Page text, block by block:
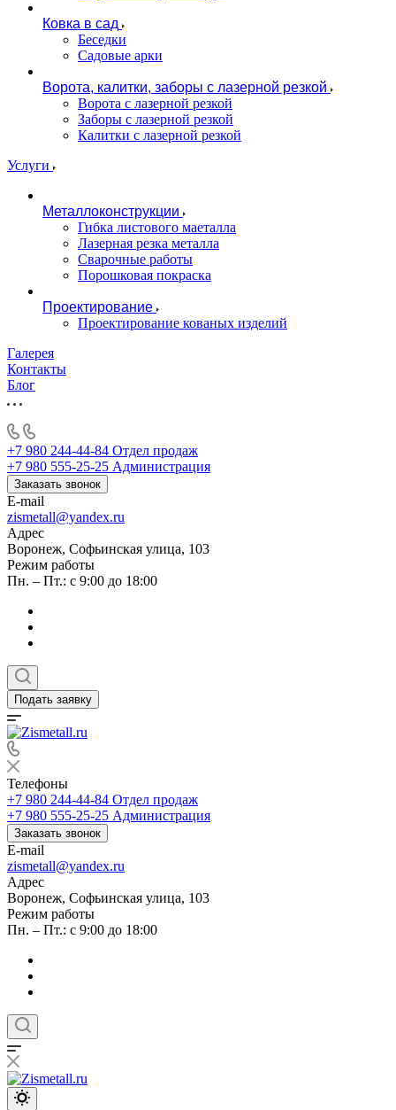
Ковка в сад
Беседки
Садовые арки
Ворота, калитки, заборы с лазерной резкой
Ворота с лазерной резкой
Заборы с лазерной резкой
Калитки с лазерной резкой
Услуги
Металлоконструкции
Гибка листового маеталла
Лазерная резка металла
Сварочные работы
Порошковая покраска
Проектирование
Проектирование кованых изделий
Галерея
Контакты
Блог
+7 980 244-44-84 Отдел продаж
+7 980 555-25-25 Администрация
Заказать звонок
E-mail
zismetall@yandex.ru
Адрес
Воронеж, Софьинская улица, 103
Режим работы
Пн. – Пт.: с 9:00 до 18:00
Подать заявку
Телефоны
+7 980 244-44-84 Отдел продаж
+7 980 555-25-25 Администрация
Заказать звонок
E-mail
zismetall@yandex.ru
Адрес
Воронеж, Софьинская улица, 103
Режим работы
Пн. – Пт.: с 9:00 до 18:00